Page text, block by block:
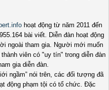
hoạt động từ năm 2011 đến
bài viết. Diễn đàn hoạt động
ngoài tham gia. Người mới muốn
viên có "uy tín" trong diễn đàn
gia diễn đàn.
ngầm” nói trên, các đối tượng đã
động phạm tội có tổ chức. Đặc